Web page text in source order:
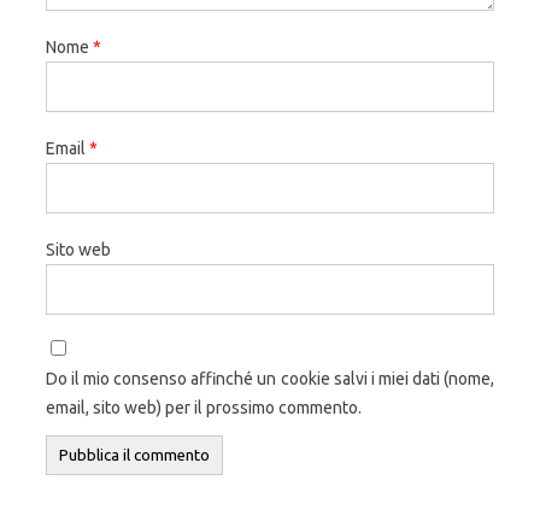
Nome *
Email *
Sito web
Do il mio consenso affinché un cookie salvi i miei dati (nome,
email, sito web) per il prossimo commento.